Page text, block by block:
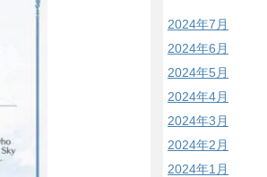
2024年7月
2024年6月
2024年5月
2024年4月
2024年3月
2024年2月
2024年1月